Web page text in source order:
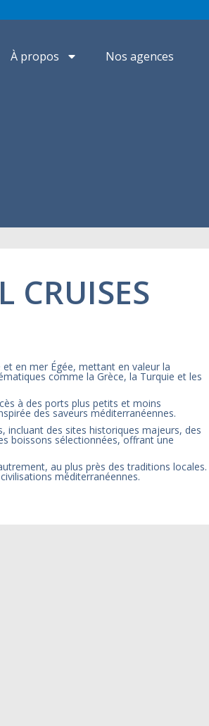
À propos Nos agences
CRUISES
en mer Égée, mettant en valeur la
comme la Grèce, la Turquie et les
à des ports plus petits et moins
des saveurs méditerranéennes.
incluant des sites historiques majeurs, des
boissons sélectionnées, offrant une
au plus près des traditions locales.
méditerranéennes.